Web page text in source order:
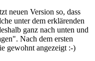
neuen Version so, dass
unter dem erklärenden
ganz nach unten und
Nach dem ersten
gewohnt angezeigt :-)